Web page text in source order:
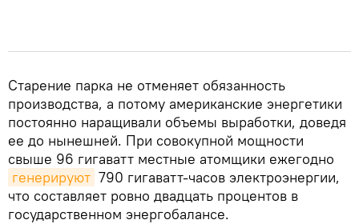
Старение парка не отменяет обязанность
производства, а потому американские энергетики
постоянно наращивали объемы выработки, доведя
ее до нынешней. При совокупной мощности
свыше 96 гигаватт местные атомщики ежегодно
генерируют 790 гигаватт-часов электроэнергии,
что составляет ровно двадцать процентов в
государственном энергобалансе.